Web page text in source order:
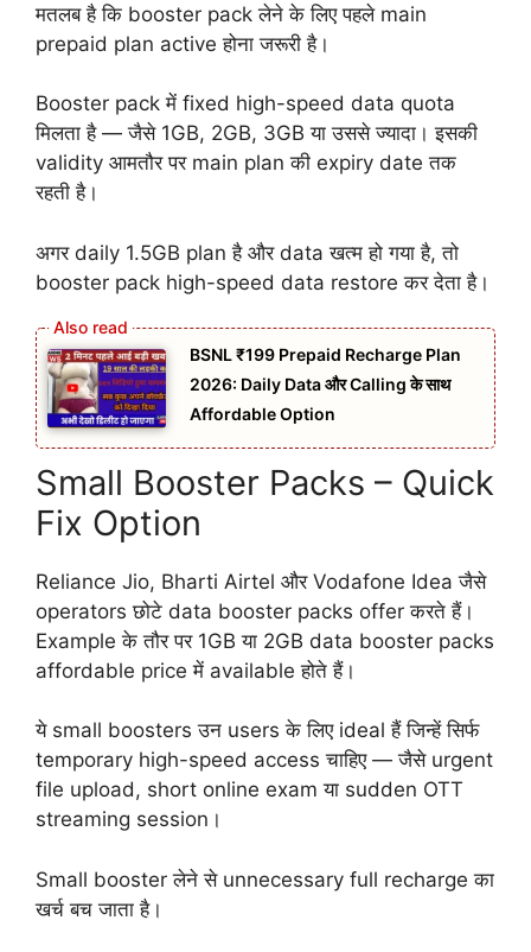
मतलब है कि booster pack लेने के लिए पहले main
prepaid plan active होना जरूरी है।
Booster pack में fixed high-speed data quota
मिलता है — जैसे 1GB, 2GB, 3GB या उससे ज्यादा। इसकी
validity आमतौर पर main plan की expiry date तक
रहती है।
अगर daily 1.5GB plan है और data खत्म हो गया है, तो
booster pack high-speed data restore कर देता है।
BSNL ₹199 Prepaid Recharge Plan
2026: Daily Data और Calling के साथ
Affordable Option
Small Booster Packs – Quick
Fix Option
Reliance Jio, Bharti Airtel और Vodafone Idea जैसे
operators छोटे data booster packs offer करते हैं।
Example के तौर पर 1GB या 2GB data booster packs
affordable price में available होते हैं।
ये small boosters उन users के लिए ideal हैं जिन्हें सिर्फ
temporary high-speed access चाहिए — जैसे urgent
file upload, short online exam या sudden OTT
streaming session।
Small booster लेने से unnecessary full recharge का
खर्च बच जाता है।